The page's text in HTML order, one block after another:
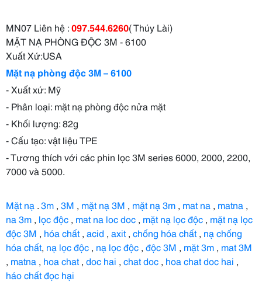
MN07 Liên hệ :097.544.6260( Thúy Lài)
MẶT NẠ PHÒNG ĐỘC 3M - 6100
Xuất Xứ:USA
Mặt nạ phòng độc3M – 6100
- Xuất xứ: Mỹ
- Phân loại: mặt nạ phòng độc nửa mặt
- Khối lượng: 82g
- Cấu tạo: vật liệu TPE
- Tương thích với các phin lọc 3M series 6000, 2000, 2200,
7000 và 5000.
Mặt nạ .3m , 3M , mặt nạ 3M , mặt nạ 3m , mat na , matna ,
na 3m , lọc độc , mat na loc doc , mặt nạ lọc độc , mặt nạ lọc
độc 3M , hóa chất , acid , axit , chống hóa chất , nạ chống
hóa chất, nạ lọc độc , nạ lọc độc , độc 3M , mặt 3m , mat 3M
, matna , hoa chat , doc hai , chat doc , hoa chat doc hai ,
háo chất đọc hại